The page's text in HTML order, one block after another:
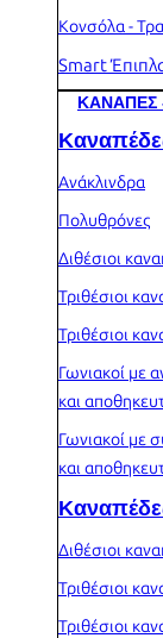
Κονσόλα -
Smart
ΚΑΝΑΠΕΣ
Ανάκλινδρα
Πολυθρόνες
Διθέσιοι
Τριθέσιοι
Τριθέσιοι
Γωνιακοί με
και
Γωνιακοί με
και
Διθέσιοι
Τριθέσιοι
Τριθέσιοι